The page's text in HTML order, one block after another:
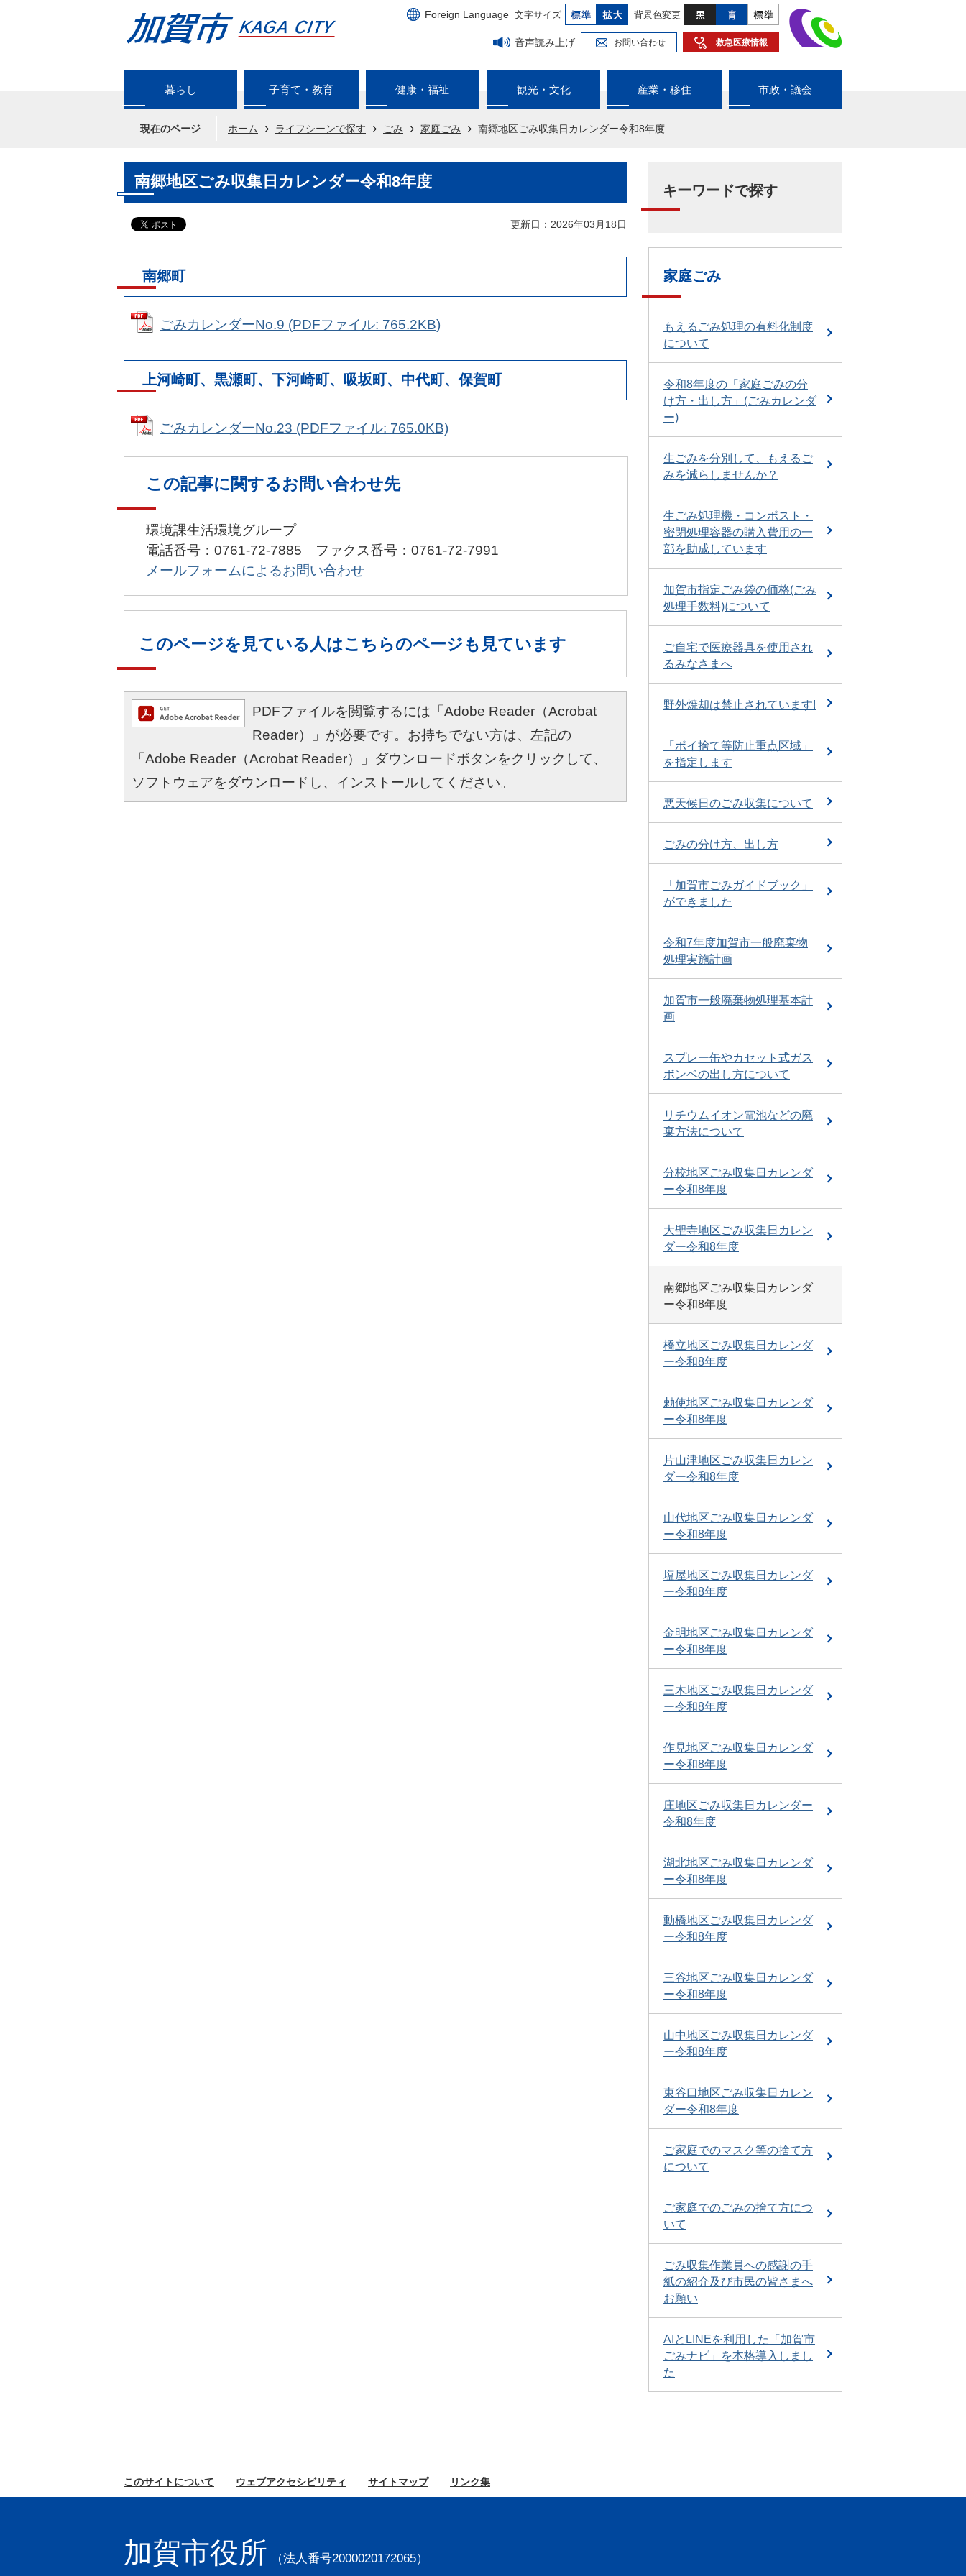
Foreign Language 文字サイズ 背景色変更
音声読み上げ お問い合わせ 救急医療情報
暮らし 子育て・教育 健康・福祉 観光・文化 産業・移住 市政・議会
現在のページ ホーム ライフシーンで探す ごみ 家庭ごみ 南郷地区ごみ収集日カレンダー令和8年度
南郷地区ごみ収集日カレンダー令和8年度
更新日：2026年03月18日
南郷町
ごみカレンダーNo.9 (PDFファイル: 765.2KB)
上河崎町、黒瀬町、下河崎町、吸坂町、中代町、保賀町
ごみカレンダーNo.23 (PDFファイル: 765.0KB)
この記事に関するお問い合わせ先
環境課生活環境グループ
電話番号：0761-72-7885 ファクス番号：0761-72-7991
メールフォームによるお問い合わせ
このページを見ている人はこちらのページも見ています
PDFファイルを閲覧するには「Adobe Reader（Acrobat
Reader）」が必要です。お持ちでない方は、左記の
「Adobe Reader（Acrobat Reader）」ダウンロードボタンをクリックして、
ソフトウェアをダウンロードし、インストールしてください。
キーワードで探す
家庭ごみ
もえるごみ処理の有料化制度
について
令和8年度の「家庭ごみの分
け方・出し方」(ごみカレンダ
ー)
生ごみを分別して、もえるご
みを減らしませんか？
生ごみ処理機・コンポスト・
密閉処理容器の購入費用の一
部を助成しています
加賀市指定ごみ袋の価格(ごみ
処理手数料)について
ご自宅で医療器具を使用され
るみなさまへ
野外焼却は禁止されています!
「ポイ捨て等防止重点区域」
を指定します
悪天候日のごみ収集について
ごみの分け方、出し方
「加賀市ごみガイドブック」
ができました
令和7年度加賀市一般廃棄物
処理実施計画
加賀市一般廃棄物処理基本計
画
スプレー缶やカセット式ガス
ボンベの出し方について
リチウムイオン電池などの廃
棄方法について
分校地区ごみ収集日カレンダ
ー令和8年度
大聖寺地区ごみ収集日カレン
ダー令和8年度
南郷地区ごみ収集日カレンダ
ー令和8年度
橋立地区ごみ収集日カレンダ
ー令和8年度
勅使地区ごみ収集日カレンダ
ー令和8年度
片山津地区ごみ収集日カレン
ダー令和8年度
山代地区ごみ収集日カレンダ
ー令和8年度
塩屋地区ごみ収集日カレンダ
ー令和8年度
金明地区ごみ収集日カレンダ
ー令和8年度
三木地区ごみ収集日カレンダ
ー令和8年度
作見地区ごみ収集日カレンダ
ー令和8年度
庄地区ごみ収集日カレンダー
令和8年度
湖北地区ごみ収集日カレンダ
ー令和8年度
動橋地区ごみ収集日カレンダ
ー令和8年度
三谷地区ごみ収集日カレンダ
ー令和8年度
山中地区ごみ収集日カレンダ
ー令和8年度
東谷口地区ごみ収集日カレン
ダー令和8年度
ご家庭でのマスク等の捨て方
について
ご家庭でのごみの捨て方につ
いて
ごみ収集作業員への感謝の手
紙の紹介及び市民の皆さまへ
お願い
AIとLINEを利用した「加賀市
ごみナビ」を本格導入しまし
た
このサイトについて ウェブアクセシビリティ サイトマップ リンク集
加賀市役所
（法人番号2000020172065）